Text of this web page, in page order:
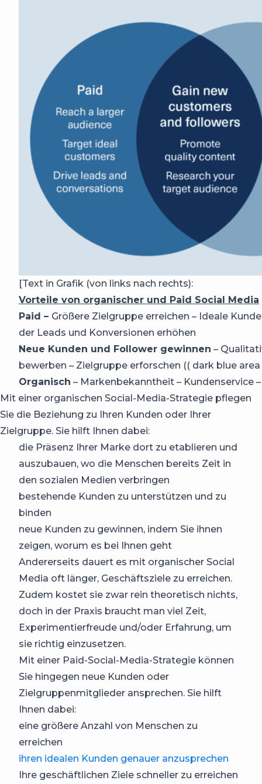
[Text in Grafik (von links nach rechts):
Vorteile von organischer und Paid Social Media
Paid – Größere Zielgruppe erreichen – Ideale
der Leads und Konversionen erhöhen
Neue Kunden und Follower gewinnen –
bewerben – Zielgruppe erforschen (( dark blue
Organisch – Markenbekanntheit – Kundenservice
Mit einer organischen Social-Media-Strategie pflegen
Sie die Beziehung zu Ihren Kunden oder Ihrer
Zielgruppe. Sie hilft Ihnen dabei:
die Präsenz Ihrer Marke dort zu etablieren und
auszubauen, wo die Menschen bereits Zeit in
den sozialen Medien verbringen
bestehende Kunden zu unterstützen und zu
binden
neue Kunden zu gewinnen, indem Sie ihnen
zeigen, worum es bei Ihnen geht
Andererseits dauert es mit organischer Social
Media oft länger, Geschäftsziele zu erreichen.
Zudem kostet sie zwar rein theoretisch nichts,
doch in der Praxis braucht man viel Zeit,
Experimentierfreude und/oder Erfahrung, um
sie richtig einzusetzen.
Mit einer Paid-Social-Media-Strategie können
Sie hingegen neue Kunden oder
Zielgruppenmitglieder ansprechen. Sie hilft
Ihnen dabei:
eine größere Anzahl von Menschen zu
erreichen
ihren idealen Kunden genauer anzusprechen
Ihre geschäftlichen Ziele schneller zu erreichen